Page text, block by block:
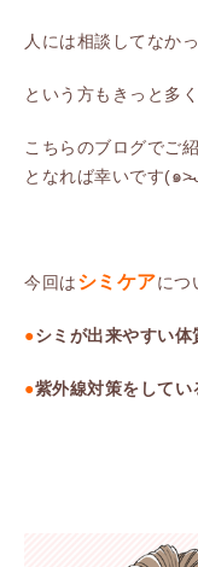
人には相談してなか
という方もきっと多
こちらのブログでご
となれば幸いです(๑
今回はシミケアにつ
●シミが出来やすい体
●紫外線対策をしてい